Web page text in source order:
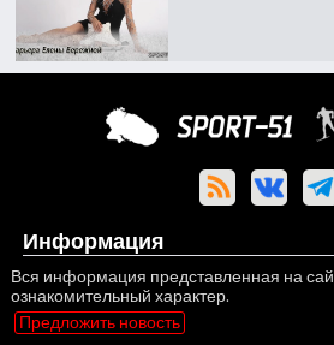
Информация
Вся информация представленная на
ознакомительный характер.
Предложить новость